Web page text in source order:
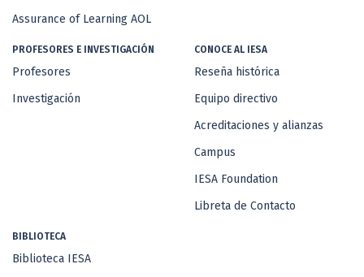
Assurance of Learning AOL
PROFESORES E INVESTIGACIÓN
Profesores
Investigación
CONOCE AL IESA
Reseña histórica
Equipo directivo
Acreditaciones y alianzas
Campus
IESA Foundation
Libreta de Contacto
BIBLIOTECA
Biblioteca IESA